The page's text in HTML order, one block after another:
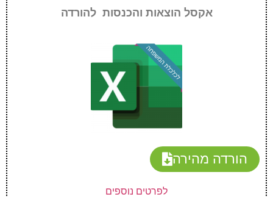
אקסל הוצאות והכנסות להורדה
הורדה מהירה
לפרטים נוספים